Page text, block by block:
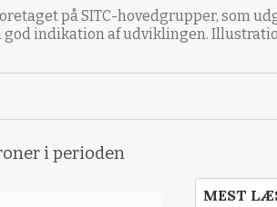
på SITC-hovedgrupper, som
indikation af udviklingen.
i perioden
MEST